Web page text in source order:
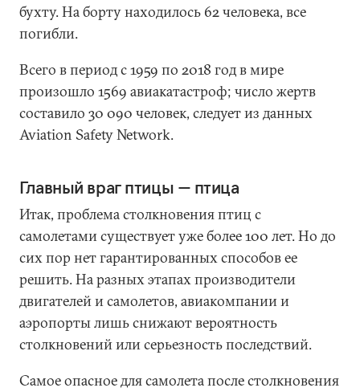
бухту. На борту находилось 62 человека, все
погибли.
Всего в период с 1959 по 2018 год в мире
произошло 1569 авиакатастроф; число жертв
составило 30 090 человек, следует из данных
Aviation Safety Network.
Главный враг птицы — птица
Итак, проблема столкновения птиц с
самолетами существует уже более 100 лет. Но до
сих пор нет гарантированных способов ее
решить. На разных этапах производители
двигателей и самолетов, авиакомпании и
аэропорты лишь снижают вероятность
столкновений или серьезность последствий.
Самое опасное для самолета после столкновения